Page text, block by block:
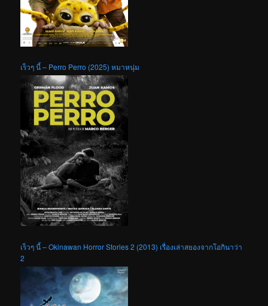
เร็วๆ นี้ – Perro Perro (2025) หมาหนุ่ม
เร็วๆ นี้ – Okinawan Horror Stories 2 (2013) เรื่องเล่าสยองจากโอกินาว่า
2